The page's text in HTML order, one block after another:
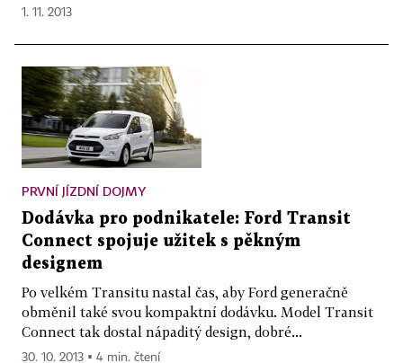
1. 11. 2013
PRVNÍ JÍZDNÍ DOJMY
Dodávka pro podnikatele: Ford Transit
Connect spojuje užitek s pěkným
designem
Po velkém Transitu nastal čas, aby Ford generačně
obměnil také svou kompaktní dodávku. Model Transit
Connect tak dostal nápaditý design, dobré...
30. 10. 2013 ▪ 4 min. čtení